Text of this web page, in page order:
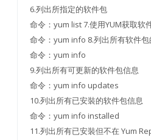
6.列出所指定的软件包
命令：yum list 7.使用YUM获取软
命令：yum info 8.列出所有软件包
命令：yum info
9.列出所有可更新的软件包信息
命令：yum info updates
10.列出所有已安裝的软件包信息
命令：yum info installed
11.列出所有已安裝但不在 Yum